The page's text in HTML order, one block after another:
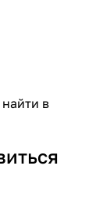
в